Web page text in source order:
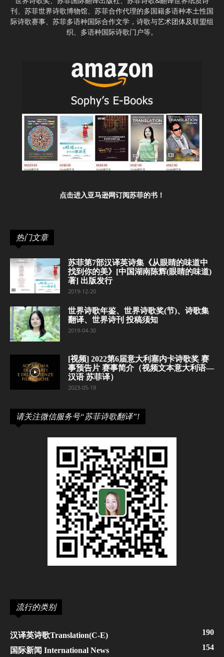
刊、苏菲世界诗歌博物馆、苏菲合作代理的多国籍多语种本土性国
际诗歌赛事、苏菲多语种国际合作文学，诗歌与艺术团体及联盟组
织、多语种国际诗歌门户等。
点击进入亚马逊网订阅苏菲的书！
热门文章
苏菲第7部汉译英诗集《从眼睛的味道中
找到你的美》[中国湖南陈辉(眼睛的味道)
著] 出版发行
2019-12-20
世界诗歌年鉴、世界诗歌奖(节)、诗歌集
翻译、世界诗刊 投稿须知
2019-04-30
[视频] 2022第6届意大利塞内卡诗歌奖 赛
事预告片 赛事简介（视频文本意大利语—
汉语 苏菲译）
2023-05-18
请关注微信服务号“苏菲诗歌翻译”!
流行的类别
汉译英诗歌Translation(C-E) 190
国际新闻 International News 154